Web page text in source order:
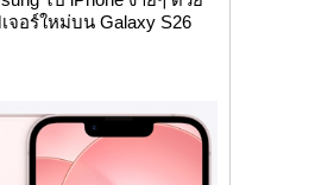
จอร์ใหม่บน Galaxy S26